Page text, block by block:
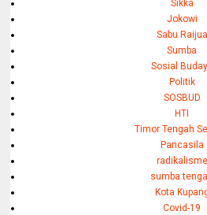
Sikka
Jokowi
Sabu Raijua
Sumba
Sosial
Politik
SOSBUD
HTI
Timor Tengah
Pancasila
radikalisme
sumba
Kota
Covid-19